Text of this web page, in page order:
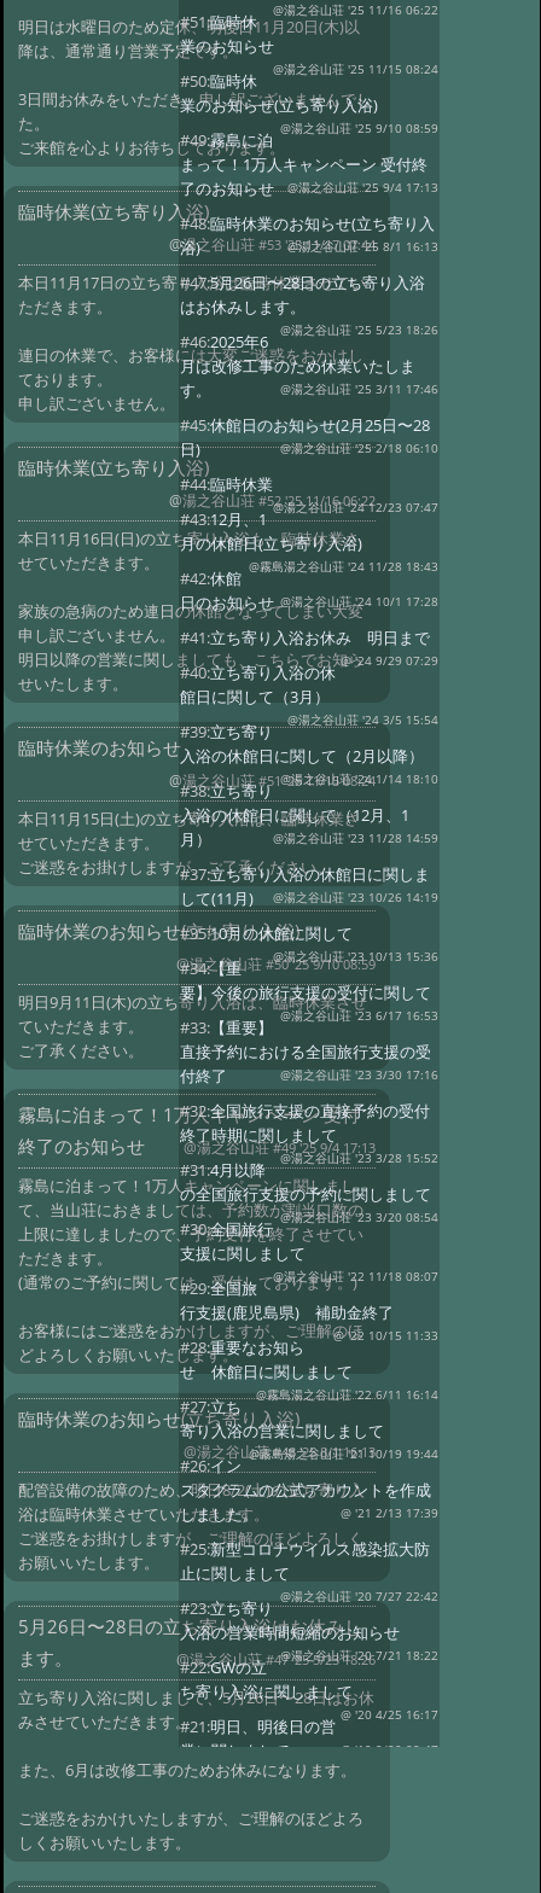
明日は水曜日のため定休、明後日11月20日(木)以
降は、通常通り営業予定です。
3日間お休みをいただき、申し訳ございませんでし
た。
ご来館を心よりお待ちしております。
臨時休業(立ち寄り入浴)
@湯之谷山荘 #53 '25 11/17 07:44
本日11月17日の立ち寄り入浴は臨時休業させてい
ただきます。
連日の休業で、お客様には大変ご迷惑をおかけし
ております。
申し訳ございません。
臨時休業(立ち寄り入浴)
@湯之谷山荘 #52 '25 11/16 06:22
本日11月16日(日)の立ち寄り入浴も、臨時休業さ
せていただきます。
家族の急病のため連日の休館となってしまい大変
申し訳ございません。
明日以降の営業に関しましても、こちらでお知ら
せいたします。
臨時休業のお知らせ
@湯之谷山荘#51 '25 11/15 08:24
本日11月15日(土)の立ち寄り入浴は、臨時休業さ
せていただきます。
ご迷惑をお掛けしますが、ご了承ください。
臨時休業のお知らせ(立ち寄り入浴)
@湯之谷山荘 #50 '25 9/10 08:59
明日9月11日(木)の立ち寄り入浴は、臨時休業させ
ていただきます。
ご了承ください。
霧島に泊まって！1万人キャンペーン 受付
終了のお知らせ
@湯之谷山荘#49 '25 9/4 17:13
霧島に泊まって！1万人キャンペーンに関しまし
て、当山荘におきましては、予約数が割当口数の
上限に達しましたので、予約受付を終了させてい
ただきます。
(通常のご予約に関しては、受付しております。)
お客様にはご迷惑をおかけしますが、ご理解のほ
どよろしくお願いいたします。
臨時休業のお知らせ(立ち寄り入浴)
@湯之谷山荘#48 '25 8/1 16:13
配管設備の故障のため、明日8/2(土)の立ち寄り入
浴は臨時休業させていただきます。
ご迷惑をお掛けしますが、ご理解のほどよろしく
お願いいたします。
5月26日〜28日の立ち寄り入浴はお休みし
ます。
@湯之谷山荘#47 '25 5/23 18:26
立ち寄り入浴に関しまして、5月26日〜28日はお休
みさせていただきます。
また、6月は改修工事のためお休みになります。
ご迷惑をおかけいたしますが、ご理解のほどよろ
しくお願いいたします。
@湯之谷山荘 '25 11/16 06:22
#51:臨時休
業のお知らせ
@湯之谷山荘 '25 11/15 08:24
#50:臨時休
業のお知らせ(立ち寄り入浴)
@湯之谷山荘 '25 9/10 08:59
#49:霧島に泊
まって！1万人キャンペーン 受付終
了のお知らせ
@湯之谷山荘 '25 9/4 17:13
#48:臨時休業のお知らせ(立ち寄り入
浴)
@湯之谷山荘 '25 8/1 16:13
#47:5月26日〜28日の立ち寄り入浴
はお休みします。
@湯之谷山荘 '25 5/23 18:26
#46:2025年6
月は改修工事のため休業いたしま
す。
@湯之谷山荘 '25 3/11 17:46
#45:休館日のお知らせ(2月25日〜28
日)
@湯之谷山荘 '25 2/18 06:10
#44:臨時休業
@湯之谷山荘 '24 12/23 07:47
#43:12月、1
月の休館日(立ち寄り入浴)
@霧島湯之谷山荘 '24 11/28 18:43
#42:休館
日のお知らせ @湯之谷山荘 '24 10/1 17:28
#41:立ち寄り入浴お休み 明日まで
@ '24 9/29 07:29
#40:立ち寄り入浴の休
館日に関して（3月）
@湯之谷山荘 '24 3/5 15:54
#39:立ち寄り
入浴の休館日に関して（2月以降）
@湯之谷山荘 '24 1/14 18:10
#38:立ち寄り
入浴の休館日に関して（12月、1
月）
@湯之谷山荘 '23 11/28 14:59
#37:立ち寄り入浴の休館日に関しま
して(11月)
@湯之谷山荘 '23 10/26 14:19
#35:10月の休館に関して
@湯之谷山荘 '23 10/13 15:36
#34:【重
要】今後の旅行支援の受付に関して
@湯之谷山荘 '23 6/17 16:53
#33: 【重要】
直接予約における全国旅行支援の受
付終了
@湯之谷山荘 '23 3/30 17:16
#32:全国旅行支援の直接予約の受付
終了時期に関しまして
@湯之谷山荘 '23 3/28 15:52
#31:4月以降
の全国旅行支援の予約に関しまして
@湯之谷山荘 '23 3/20 08:54
#30:全国旅行
支援に関しまして
@湯之谷山荘 '22 11/18 08:07
#29:全国旅
行支援(鹿児島県) 補助金終了
@ '22 10/15 11:33
#28:重要なお知ら
せ 休館日に関しまして
@霧島湯之谷山荘 '22 6/11 16:14
#27:立ち
寄り入浴の営業に関しまして
@霧島湯之谷山荘 '21 10/19 19:44
#26:イン
スタグラムの公式アカウントを作成
しました。
@ '21 2/13 17:39
#25:新型コロナウイルス感染拡大防
止に関しまして
@湯之谷山荘 '20 7/27 22:42
#23:立ち寄り
入浴の営業時間短縮のお知らせ
@湯之谷山荘 '20 7/21 18:22
#22:GWの立
ち寄り入浴に関しまして
@ '20 4/25 16:17
#21:明日、明後日の営
業に関しまして
@ '19 9/29 09:47
#19: 電話回線障害が復旧
@ '19 9/13 08:18
#18:電話回線障害7/8